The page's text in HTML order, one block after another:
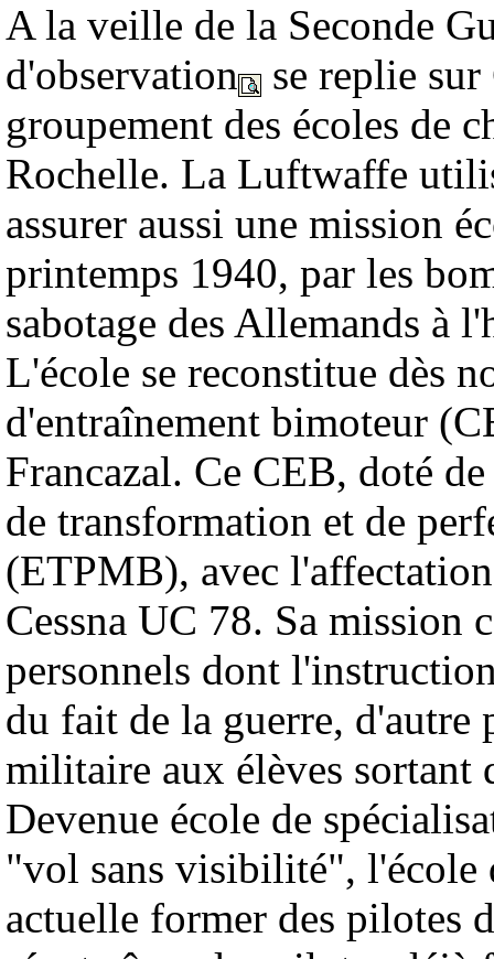
A la veille de la Seconde
d'observation
se replie
groupement des écoles de
Rochelle. La Luftwaffe
assurer aussi une mission
printemps 1940, par les
sabotage des Allemands à
L'école se reconstitue dès
d'entraînement bimoteur
Francazal. Ce CEB, doté
de transformation et de
(ETPMB), avec
Cessna UC 78. Sa mission
personnels dont
du fait de la guerre, d'autre
militaire aux élèves sortant
Devenue école de
"vol sans visibilité", l'école
actuelle former des pilotes